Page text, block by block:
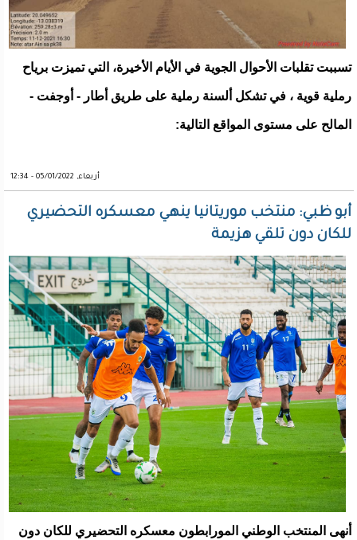
تسببت تقلبات الأحوال الجوية في الأيام الأخيرة، التي تميزت برياح
رملية قوية ، في تشكل ألسنة رملية على طريق أطار - أوجفت -
المالح على مستوى المواقع التالية:
أربعاء, 05/01/2022 - 12:34
أبو ظبي: منتخب موريتانيا ينهي معسكره التحضيري
للكان دون تلقي هزيمة
أنهى المنتخب الوطني المورابطون معسكره التحضيري للكان دون